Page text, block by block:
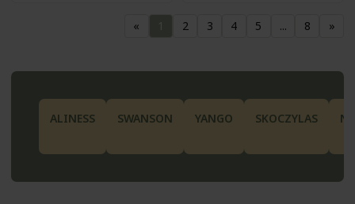
« 1 2 3 4 5 ... 8 »
ALINESS SWANSON YANGO SKOCZYLAS